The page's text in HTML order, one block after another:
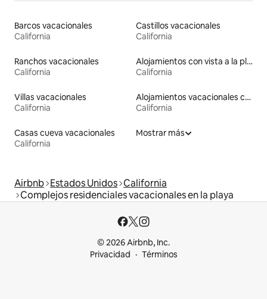
Barcos vacacionales
California
Castillos vacacionales
California
Ranchos vacacionales
California
Alojamientos con vista a la playa
California
Villas vacacionales
California
Alojamientos vacacionales con entrada y salida de pistas de esquí
California
Casas cueva vacacionales
California
Mostrar más
Airbnb Estados Unidos California
Complejos residenciales vacacionales en la playa
© 2026 Airbnb, Inc.
Privacidad
Términos